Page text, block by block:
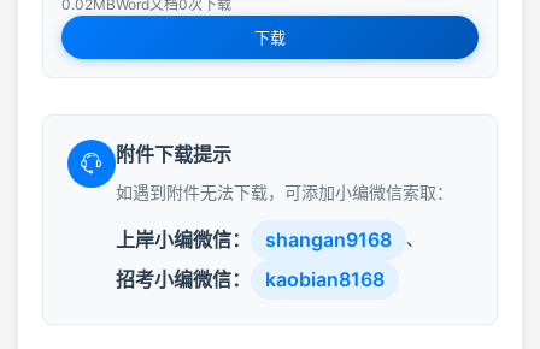
0.02MBWord文档0次下载
下载
附件下载提示
如遇到附件无法下载，可添加小编微信索取：
上岸小编微信： shangan9168 、
招考小编微信： kaobian8168